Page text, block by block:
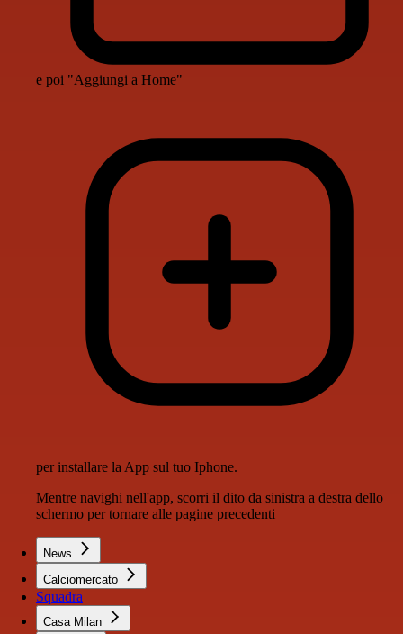
e poi "Aggiungi a Home"
per installare la App sul tuo Iphone.
Mentre navighi nell'app, scorri il dito da sinistra a destra dello
schermo per tornare alle pagine precedenti
News
Calciomercato
Squadra
Casa Milan